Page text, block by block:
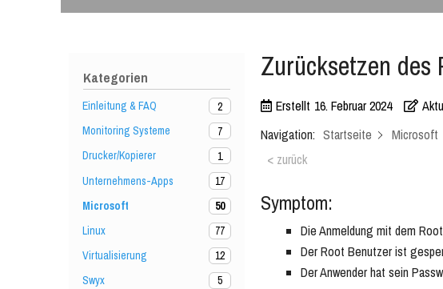
Kategorien
Einleitung & FAQ
2
Monitoring Systeme
7
Drucker/Kopierer
1
Unternehmens-Apps
17
Microsoft
50
Linux
77
Virtualisierung
12
Swyx
5
Zurücksetzen des
Erstellt 16. Februar 2024
Navigation: Startseite Microsoft
< zurück
Symptom:
Die Anmeldung mit dem
Der Root Benutzer ist
Der Anwender hat sein